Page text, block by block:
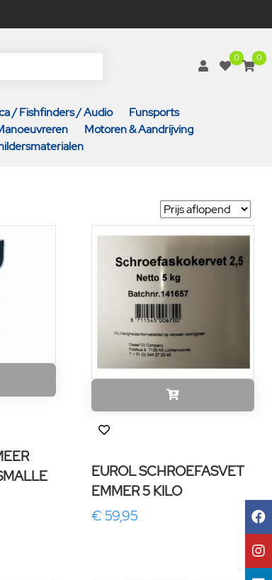
0 0
/ Fishfinders / Audio
Funsports
Motoren & Aandrijving
EUROL SCHROEFASVET
EMMER 5 KILO
€ 59,95